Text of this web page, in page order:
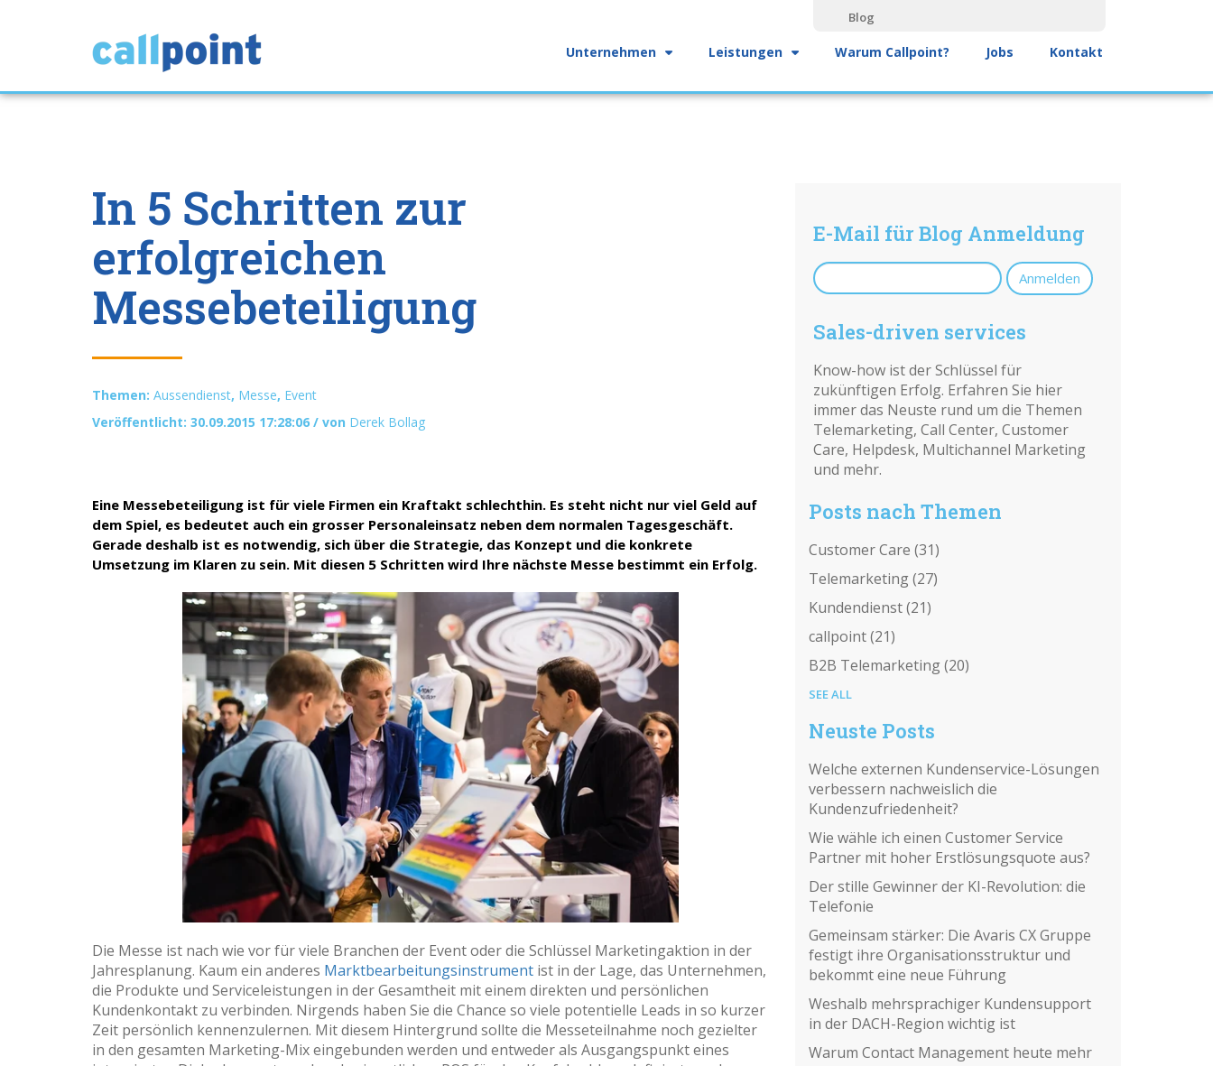
Blog
Unternehmen Leistungen Warum Callpoint? Jobs Kontakt
In 5 Schritten zur
erfolgreichen
Messebeteiligung
Themen: Aussendienst, Messe, Event
Veröffentlicht: 30.09.2015 17:28:06 / von Derek Bollag
Eine Messebeteiligung ist für viele Firmen ein Kraftakt schlechthin. Es steht nicht nur viel Geld auf
dem Spiel, es bedeutet auch ein grosser Personaleinsatz neben dem normalen Tagesgeschäft.
Gerade deshalb ist es notwendig, sich über die Strategie, das Konzept und die konkrete
Umsetzung im Klaren zu sein. Mit diesen 5 Schritten wird Ihre nächste Messe bestimmt ein Erfolg.
Die Messe ist nach wie vor für viele Branchen der Event oder die Schlüssel Marketingaktion in der
Jahresplanung. Kaum ein anderes Marktbearbeitungsinstrument ist in der Lage, das Unternehmen,
die Produkte und Serviceleistungen in der Gesamtheit mit einem direkten und persönlichen
Kundenkontakt zu verbinden. Nirgends haben Sie die Chance so viele potentielle Leads in so kurzer
Zeit persönlich kennenzulernen. Mit diesem Hintergrund sollte die Messeteilnahme noch gezielter
in den gesamten Marketing-Mix eingebunden werden und entweder als Ausgangspunkt eines
E-Mail für Blog Anmeldung
Sales-driven services
Know-how ist der Schlüssel für
zukünftigen Erfolg. Erfahren Sie hier
immer das Neuste rund um die Themen
Telemarketing, Call Center, Customer
Care, Helpdesk, Multichannel Marketing
und mehr.
Posts nach Themen
Customer Care(31)
Telemarketing(27)
Kundendienst(21)
callpoint(21)
B2B Telemarketing(20)
SEE ALL
Neuste Posts
Welche externen Kundenservice-Lösungen
verbessern nachweislich die
Kundenzufriedenheit?
Wie wähle ich einen Customer Service
Partner mit hoher Erstlösungsquote aus?
Der stille Gewinner der KI-Revolution: die
Telefonie
Gemeinsam stärker: Die Avaris CX Gruppe
festigt ihre Organisationsstruktur und
bekommt eine neue Führung
Weshalb mehrsprachiger Kundensupport
in der DACH-Region wichtig ist
Warum Contact Management heute mehr